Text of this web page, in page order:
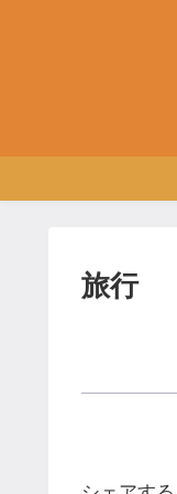
旅行